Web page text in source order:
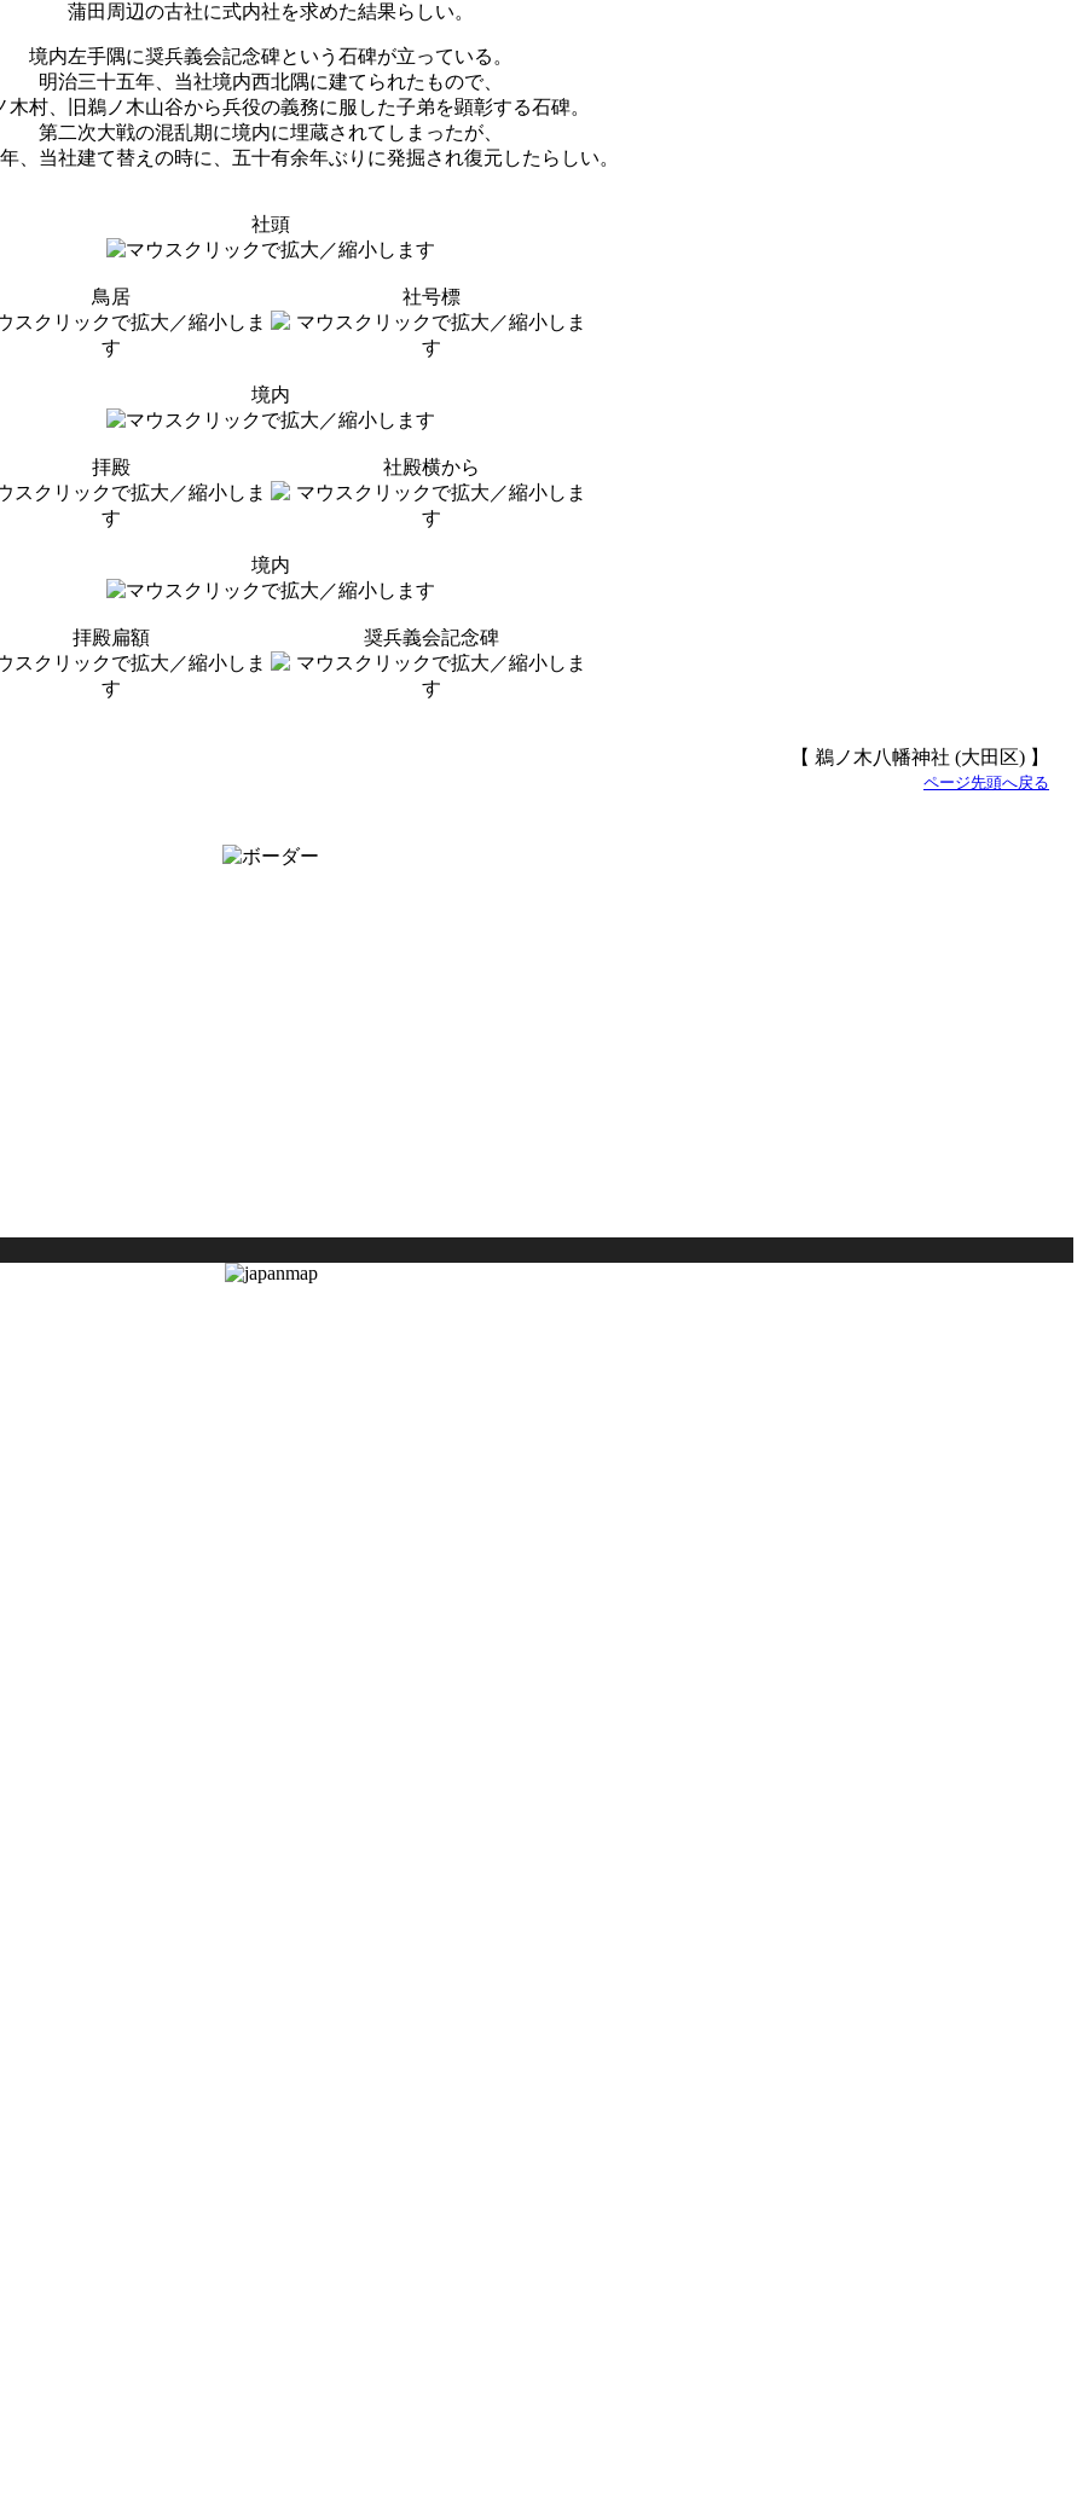
蒲田周辺の古社に式内社を求めた結果らしい。
境内左手隅に奨兵義会記念碑という石碑が立っている。
明治三十五年、当社境内西北隅に建てられたもので、
木村、旧鵜ノ木山谷から兵役の義務に服した子弟を顕彰する石碑。
第二次大戦の混乱期に境内に埋蔵されてしまったが、
、当社建て替えの時に、五十有余年ぶりに発掘され復元したらしい。
社頭
鳥居 社号標
境内
拝殿 社殿横から
境内
拝殿扁額 奨兵義会記念碑
【 鵜ノ木八幡神社 (大田区) 】
ページ先頭へ戻る